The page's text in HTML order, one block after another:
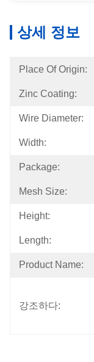
상세 정보
Place Of Origin:
Zinc Coating:
Wire Diameter:
Width:
Package:
Mesh Size:
Height:
Length:
Product Name:
강조하다: